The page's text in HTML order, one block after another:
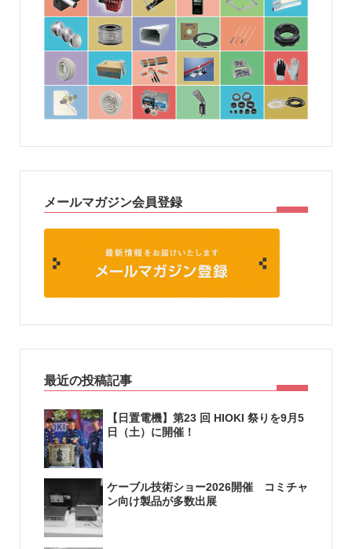
メールマガジン会員登録
最近の投稿記事
【日置電機】第23 回 HIOKI 祭りを9月5
日（土）に開催！
ケーブル技術ショー2026開催 コミチャ
ン向け製品が多数出展